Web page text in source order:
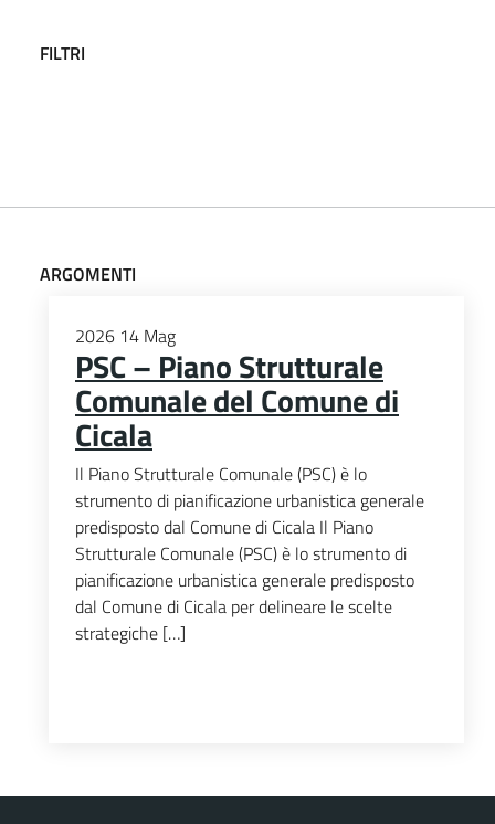
FILTRI
ARGOMENTI
2026 14 Mag
PSC – Piano Strutturale
Comunale del Comune di
Cicala
Il Piano Strutturale Comunale (PSC) è lo
strumento di pianificazione urbanistica generale
predisposto dal Comune di Cicala Il Piano
Strutturale Comunale (PSC) è lo strumento di
pianificazione urbanistica generale predisposto
dal Comune di Cicala per delineare le scelte
strategiche […]